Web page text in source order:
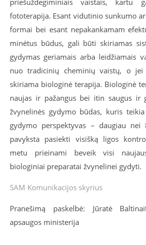
priešuždegiminiais vaistais, kartu
fototerapija. Esant vidutinio sunkumo
formai bei esant nepakankamam
minėtus būdus, gali būti skiriamas
gydymas geriamais arba leidžiamais
nuo tradicinių cheminių vaistų, o jei
skiriama biologinė terapija. Biologinė
naujas ir pažangus bei itin saugus ir
žvynelinės gydymo būdas, kuris
gydymo perspektyvas – daugiau nei
pavyksta pasiekti visišką ligos
metu prieinami beveik visi
biologiniai preparatai žvynelinei gydyti.
SAM Komunikacijos skyrius
Pranešimą paskelbė: Jūratė
apsaugos ministerija